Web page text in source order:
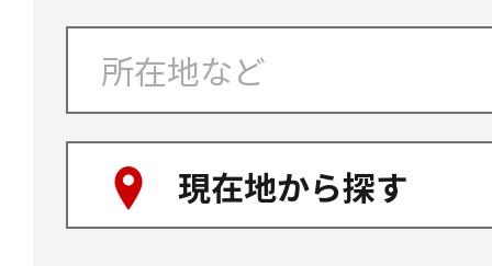
現在地から探す